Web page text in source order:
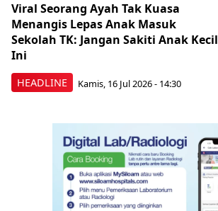
HEADLINE
Viral Seorang Ayah Tak Kuasa
Menangis Lepas Anak Masuk
Sekolah TK: Jangan Sakiti Anak Kecil
Ini
Kamis, 16 Jul 2026 - 14:30